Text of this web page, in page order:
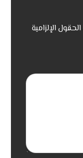
الحقول الإلزامية